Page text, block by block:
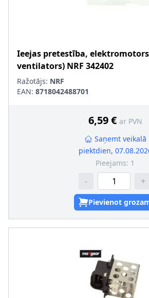
Ieejas pretestība,
ventilators) NRF 342402
Ražotājs: NRF
EAN: 8718042488701
6,59 € ar PVN
Saņemt veikalā
piektdien,
Pieejams: 1
- +
Pievienot